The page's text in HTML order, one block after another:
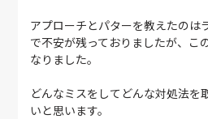
アプローチとパターを教えたのは
で不安が残っておりましたが、こ
なりました。
どんなミスをしてどんな対処法を
いと思います。